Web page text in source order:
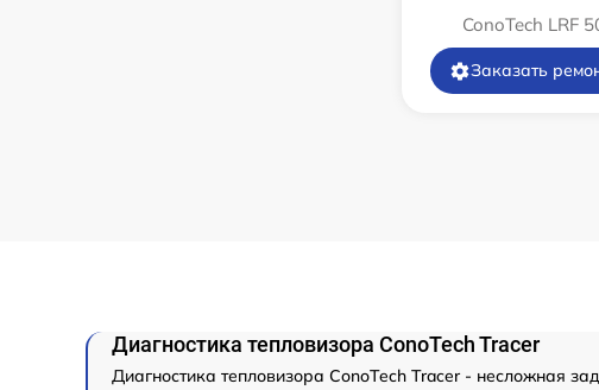
Восстановление после попадания влаги
ConoTech LRF
Заказать
Диагностика тепловизора ConoTech Tracer
Диагностика тепловизора ConoTech Tracer - несложная